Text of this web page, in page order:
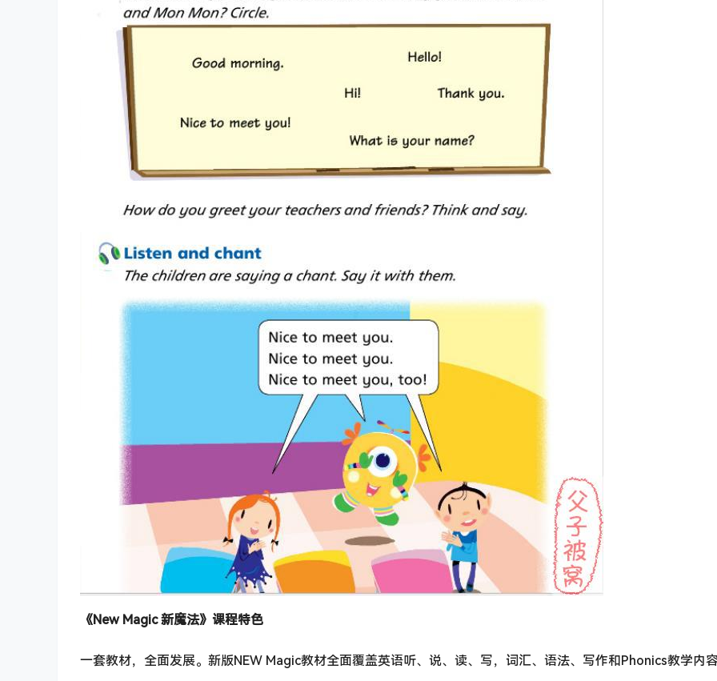
《New Magic 新魔法》课程特色
一套教材，全面发展。新版NEW Magic教材全面覆盖英语听、说、读、写，词汇、语法、写作和Phonics教学内容